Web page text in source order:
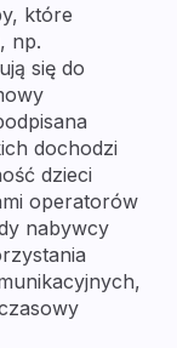
które
np.
się do
dochodzi
dzieci
operatorów
nabywcy